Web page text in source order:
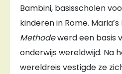
Bambini, basisscholen
kinderen in Rome.
Methodewerd een basis
onderwijs wereldwijd. Na
wereldreis vestigde ze